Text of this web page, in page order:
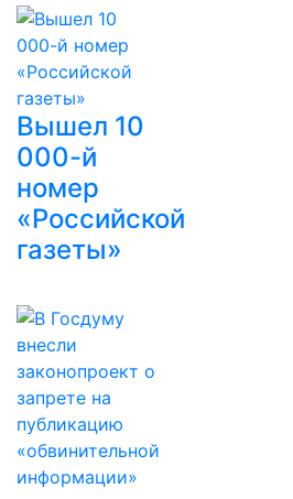
Вышел 10
000-й
номер
«Российской
газеты»